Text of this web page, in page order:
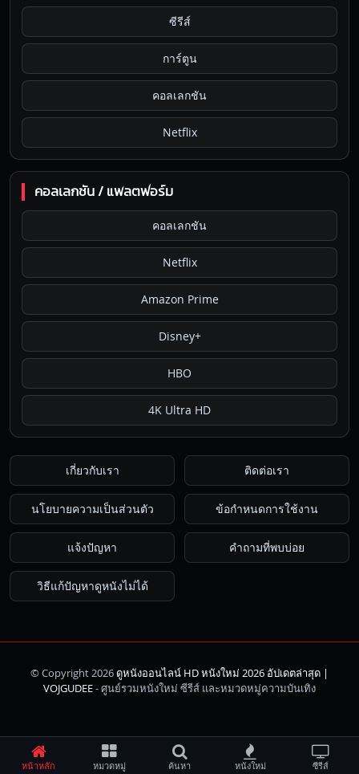
ซีรีส์
การ์ตูน
คอลเลกชัน
Netflix
คอลเลกชัน / แพลตฟอร์ม
คอลเลกชัน
Netflix
Amazon Prime
Disney+
HBO
4K Ultra HD
เกี่ยวกับเรา ติดต่อเรา
นโยบายความเป็นส่วนตัว ข้อกำหนดการใช้งาน
แจ้งปัญหา คำถามที่พบบ่อย
วิธีแก้ปัญหาดูหนังไม่ได้
© Copyright 2026ดูหนังออนไลน์ HD หนังใหม่ 2026 อัปเดตล่าสุด |
VOJGUDEE- ศูนย์รวมหนังใหม่ ซีรีส์ และหมวดหมู่ความบันเทิง
ค้นหา
หน้าหลัก หมวดหมู่ ค้นหา หนังใหม่ ซีรีส์